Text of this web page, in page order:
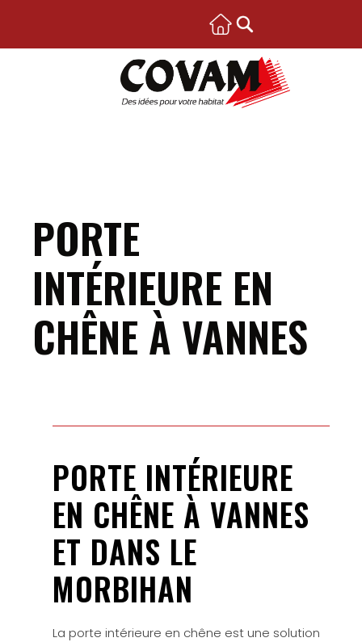
PORTE
INTÉRIEURE EN
CHÊNE À VANNES
PORTE INTÉRIEURE
EN CHÊNE À VANNES
ET DANS LE
MORBIHAN
La porte intérieure en chêne est une solution